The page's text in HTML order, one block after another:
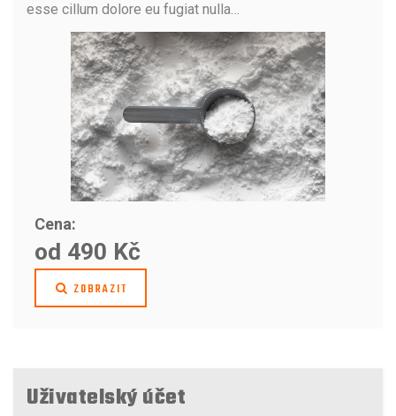
Uživatelský účet
esse cillum dolore eu fugiat nulla…
Cena:
od 490 Kč
ZOBRAZIT